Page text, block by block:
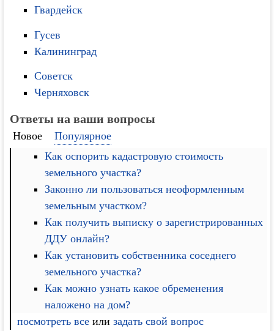
Гвардейск
Гусев
Калининград
Советск
Черняховск
Ответы на ваши вопросы
Новое
Популярное
Как оспорить кадастровую стоимость
земельного участка?
Законно ли пользоваться неоформленным
земельным участком?
Как получить выписку о зарегистрированных
ДДУ онлайн?
Как установить собственника соседнего
земельного участка?
Как можно узнать какое обременения
наложено на дом?
посмотреть все илизадать свой вопрос